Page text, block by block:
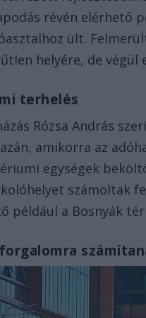
révén elérhető
ült.
helyére, de végül
terhelés
Rózsa András
amikorra az
egységek
számoltak
például a Bosnyák